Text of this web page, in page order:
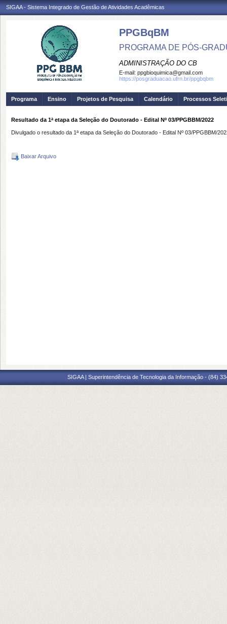
SIGAA - Sistema Integrado de Gestão de Atividades Acadêmicas
PPGBqBM
PROGRAMA DE PÓS-
ADMINISTRAÇÃO DO CB
E-mail: ppgbioquimica@gmail.com
https://posgraduacao.ufrn.br/ppgbqbm
Programa Ensino Projetos de Pesquisa Calendário Processos
Resultado da 1ª etapa da Seleção do Doutorado - Edital Nº 03/PPGBBM/2022
Divulgado o resultado da 1ª etapa da Seleção do Doutorado - Edital Nº 03/PPGBBM/
Baixar Arquivo
SIGAA | Superintendência de Tecnologia da Informação - (84)